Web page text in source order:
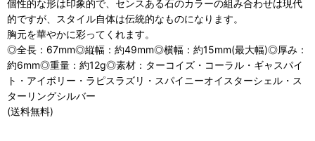
個性的な形は印象的で、センスある石のカラーの組み合わせは現代
的ですが、スタイル自体は伝統的なものになります。
胸元を華やかに彩ってくれます。
◎全長：67mm◎縦幅：約49mm◎横幅：約15mm(最大幅)◎厚み：
約6mm◎重量：約12g◎素材：ターコイズ・コーラル・ギャスパイ
ト・アイボリー・ラピスラズリ・スパイニーオイスターシェル・ス
ターリングシルバー
(送料無料)